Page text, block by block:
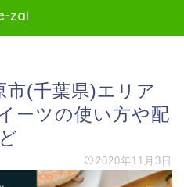
zai
市(千葉県)エリア
ーツの使い方や配
2020年11月3日